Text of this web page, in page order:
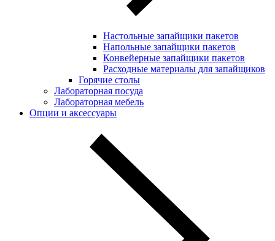
Настольные запайщики пакетов
Напольные запайщики пакетов
Конвейерные запайщики пакетов
Расходные материалы для запайщиков
Горячие столы
Лабораторная посуда
Лабораторная мебель
Опции и аксессуары